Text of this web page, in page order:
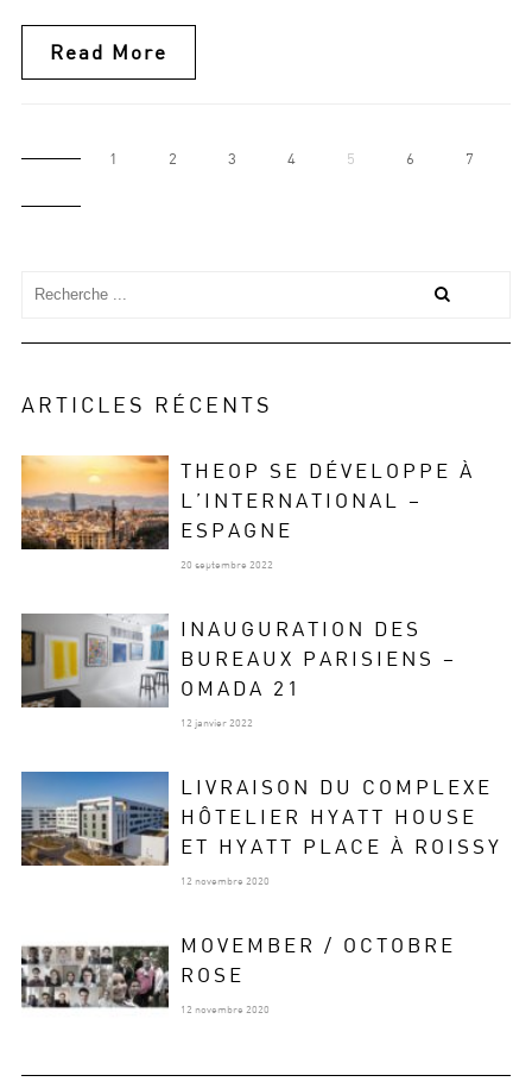
Read More
1 2 3 4 5 6 7
ARTICLES RÉCENTS
THEOP SE DÉVELOPPE À
L’INTERNATIONAL –
ESPAGNE
20 septembre 2022
INAUGURATION DES
BUREAUX PARISIENS –
OMADA 21
12 janvier 2022
LIVRAISON DU COMPLEXE
HÔTELIER HYATT HOUSE
ET HYATT PLACE À ROISSY
12 novembre 2020
MOVEMBER / OCTOBRE
ROSE
12 novembre 2020